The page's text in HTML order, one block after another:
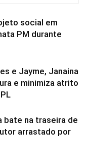
social em
PM durante
e Jayme, Janaina
e minimiza atrito
na traseira de
arrastado por